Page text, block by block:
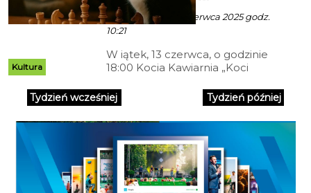
Kultura
Ala z mat. inf. - 11 Czerwca 2025 godz.
10:21
W iątek, 13 czerwca, o godzinie
18:00 Kocia Kawiarnia „Koci
Zwycięstwa 78) ponownie
zaprasza na nietypowe spotkanie
przy szachownicy. Po sukcesie
pierwszej edycji, grupa Zróbmy To
Razem organizuje kolejne
wydarzenie z cyklu „Szach-
Mruczek”, łączące pasję do
szachów z miłością do kotów.
Tydzień wcześniej Tydzień później